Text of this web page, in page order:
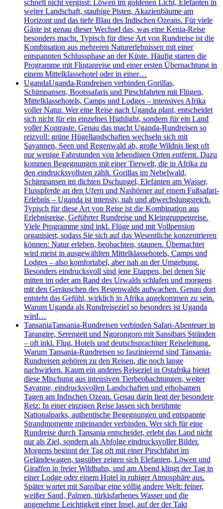
schnell nicht vergisst: Löwen im goldenen Licht, Elefanten in
weiter Landschaft, staubige Pisten, Akazienbäume am
Horizont und das tiefe Blau des Indischen Ozeans. Für viele
Gäste ist genau dieser Wechsel das, was eine Kenia-Reise
besonders macht. Typisch für diese Art von Rundreise ist die
Kombination aus mehreren Naturerlebnissen mit einer
entspannten Schlussphase an der Küste. Häufig starten die
Programme mit Fluganreise und einer ersten Übernachtung in
einem Mittelklassehotel oder in einer…
UgandaUganda-Rundreisen verbinden Gorillas,
Schimpansen, Bootssafaris und Pirschfahrten mit Flügen,
Mittelklassehotels, Camps und Lodges – intensives Afrika
voller Natur. Wer eine Reise nach Uganda plant, entscheidet
sich nicht für ein einzelnes Highlight, sondern für ein Land
voller Kontraste. Genau das macht Uganda-Rundreisen so
reizvoll: grüne Hügellandschaften wechseln sich mit
Savannen, Seen und Regenwald ab, große Wildnis liegt oft
nur wenige Fahrstunden von lebendigen Orten entfernt. Dazu
kommen Begegnungen mit einer Tierwelt, die in Afrika zu
den eindrucksvollsten zählt. Gorillas im Nebelwald,
Schimpansen im dichten Dschungel, Elefanten am Wasser,
Flusspferde an den Ufern und Nashörner auf einem Fußsafari-
Erlebnis – Uganda ist intensiv, nah und abwechslungsreich.
Typisch für diese Art von Reise ist die Kombination aus
Erlebnisreise, Geführter Rundreise und Kleingruppenreise.
Viele Programme sind inkl. Flüge und mit Vollpension
organisiert, sodass Sie sich auf das Wesentliche konzentrieren
können: Natur erleben, beobachten, staunen. Übernachtet
wird meist in ausgewählten Mittelklassehotels, Camps und
Lodges – also komfortabel, aber nah an der Umgebung.
Besonders eindrucksvoll sind jene Etappen, bei denen Sie
mitten im oder am Rand des Urwalds schlafen und morgens
mit den Geräuschen des Regenwalds aufwachen. Genau dort
entsteht das Gefühl, wirklich in Afrika angekommen zu sein.
Warum Uganda als Rundreiseziel so besonders ist Uganda
wird…
TansaniaTansania-Rundreisen verbinden Safari-Abenteuer in
Tarangire, Serengeti und Ngorongoro mit Sansibars Stränden
– oft inkl. Flug, Hotels und deutschsprachiger Reiseleitung.
Warum Tansania-Rundreisen so faszinierend sind Tansania-
Rundreisen gehören zu den Reisen, die noch lange
nachwirken. Kaum ein anderes Reiseziel in Ostafrika bietet
diese Mischung aus intensiven Tierbeobachtungen, weiter
Savanne, eindrucksvollen Landschaften und erholsamen
Tagen am Indischen Ozean. Genau darin liegt der besondere
Reiz: In einer einzigen Reise lassen sich berühmte
Nationalparks, authentische Begegnungen und entspannte
Strandmomente miteinander verbinden. Wer sich für eine
Rundreise durch Tansania entscheidet, erlebt das Land nicht
nur als Ziel, sondern als Abfolge eindrucksvoller Bilder.
Morgens beginnt der Tag oft mit einer Pirschfahrt im
Geländewagen, tagsüber zeigen sich Elefanten, Löwen und
Giraffen in freier Wildbahn, und am Abend klingt der Tag in
einer Lodge oder einem Hotel in ruhiger Atmosphäre aus.
Später wartet mit Sansibar eine völlig andere Welt: feiner,
weißer Sand, Palmen, türkisfarbenes Wasser und die
angenehme Leichtigkeit einer Insel, auf der der Takt